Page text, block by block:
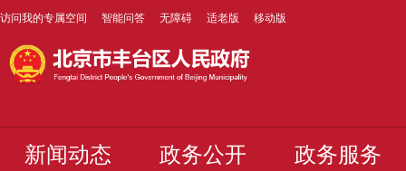
访问我的专属空间 智能问答 无障碍 适老版 移动版
新闻动态 政务公开 政务服务